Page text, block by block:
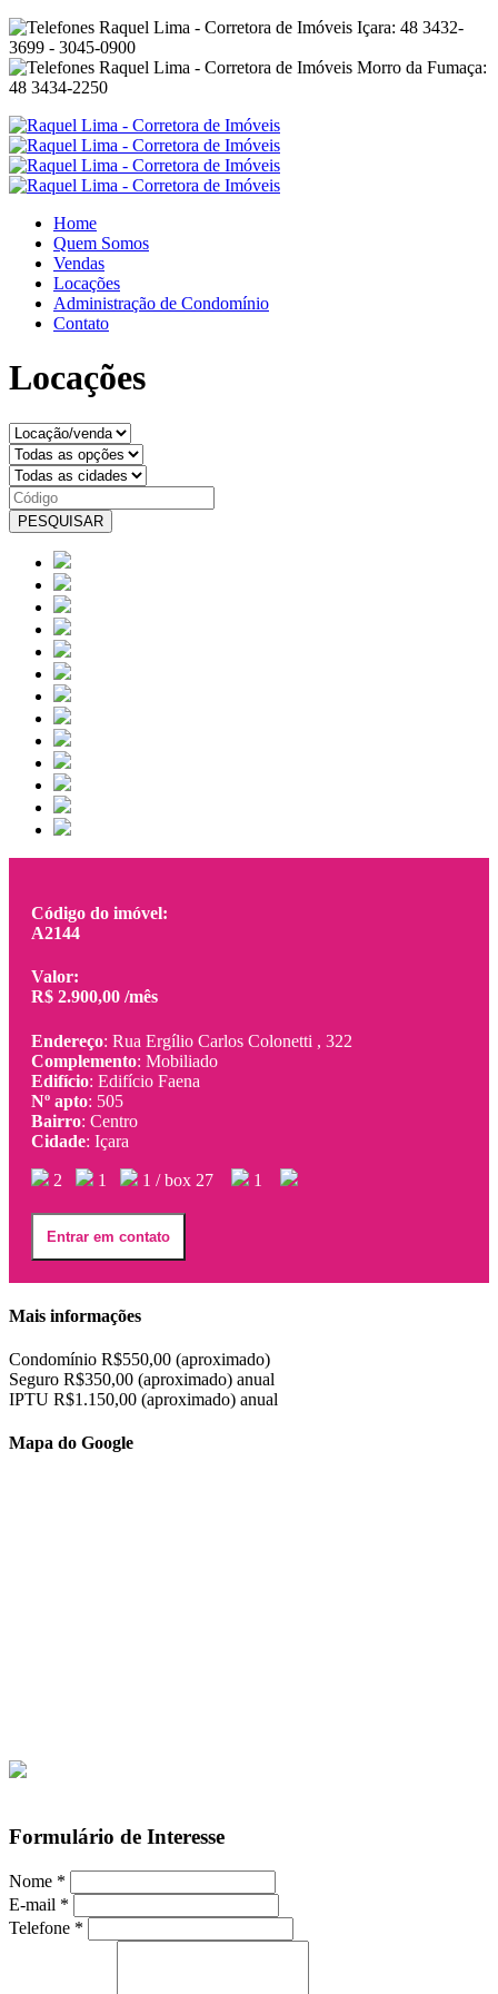
Içara: 48 3432-
3699 - 3045-0900
Morro da Fumaça:
48 3434-2250
Home
Quem Somos
Vendas
Locações
Administração de Condomínio
Contato
Locações
PESQUISAR
Código do imóvel:
A2144
Valor:
R$ 2.900,00 /mês
Endereço: Rua Ergílio Carlos Colonetti , 322
Complemento: Mobiliado
Edifício: Edifício Faena
Nº apto: 505
Bairro: Centro
Cidade: Içara
2 1 1 / box 27 1
Entrar em contato
Mais informações
Condomínio R$550,00 (aproximado)
Seguro R$350,00 (aproximado) anual
IPTU R$1.150,00 (aproximado) anual
Mapa do Google
Formulário de Interesse
Nome *
E-mail *
Telefone *